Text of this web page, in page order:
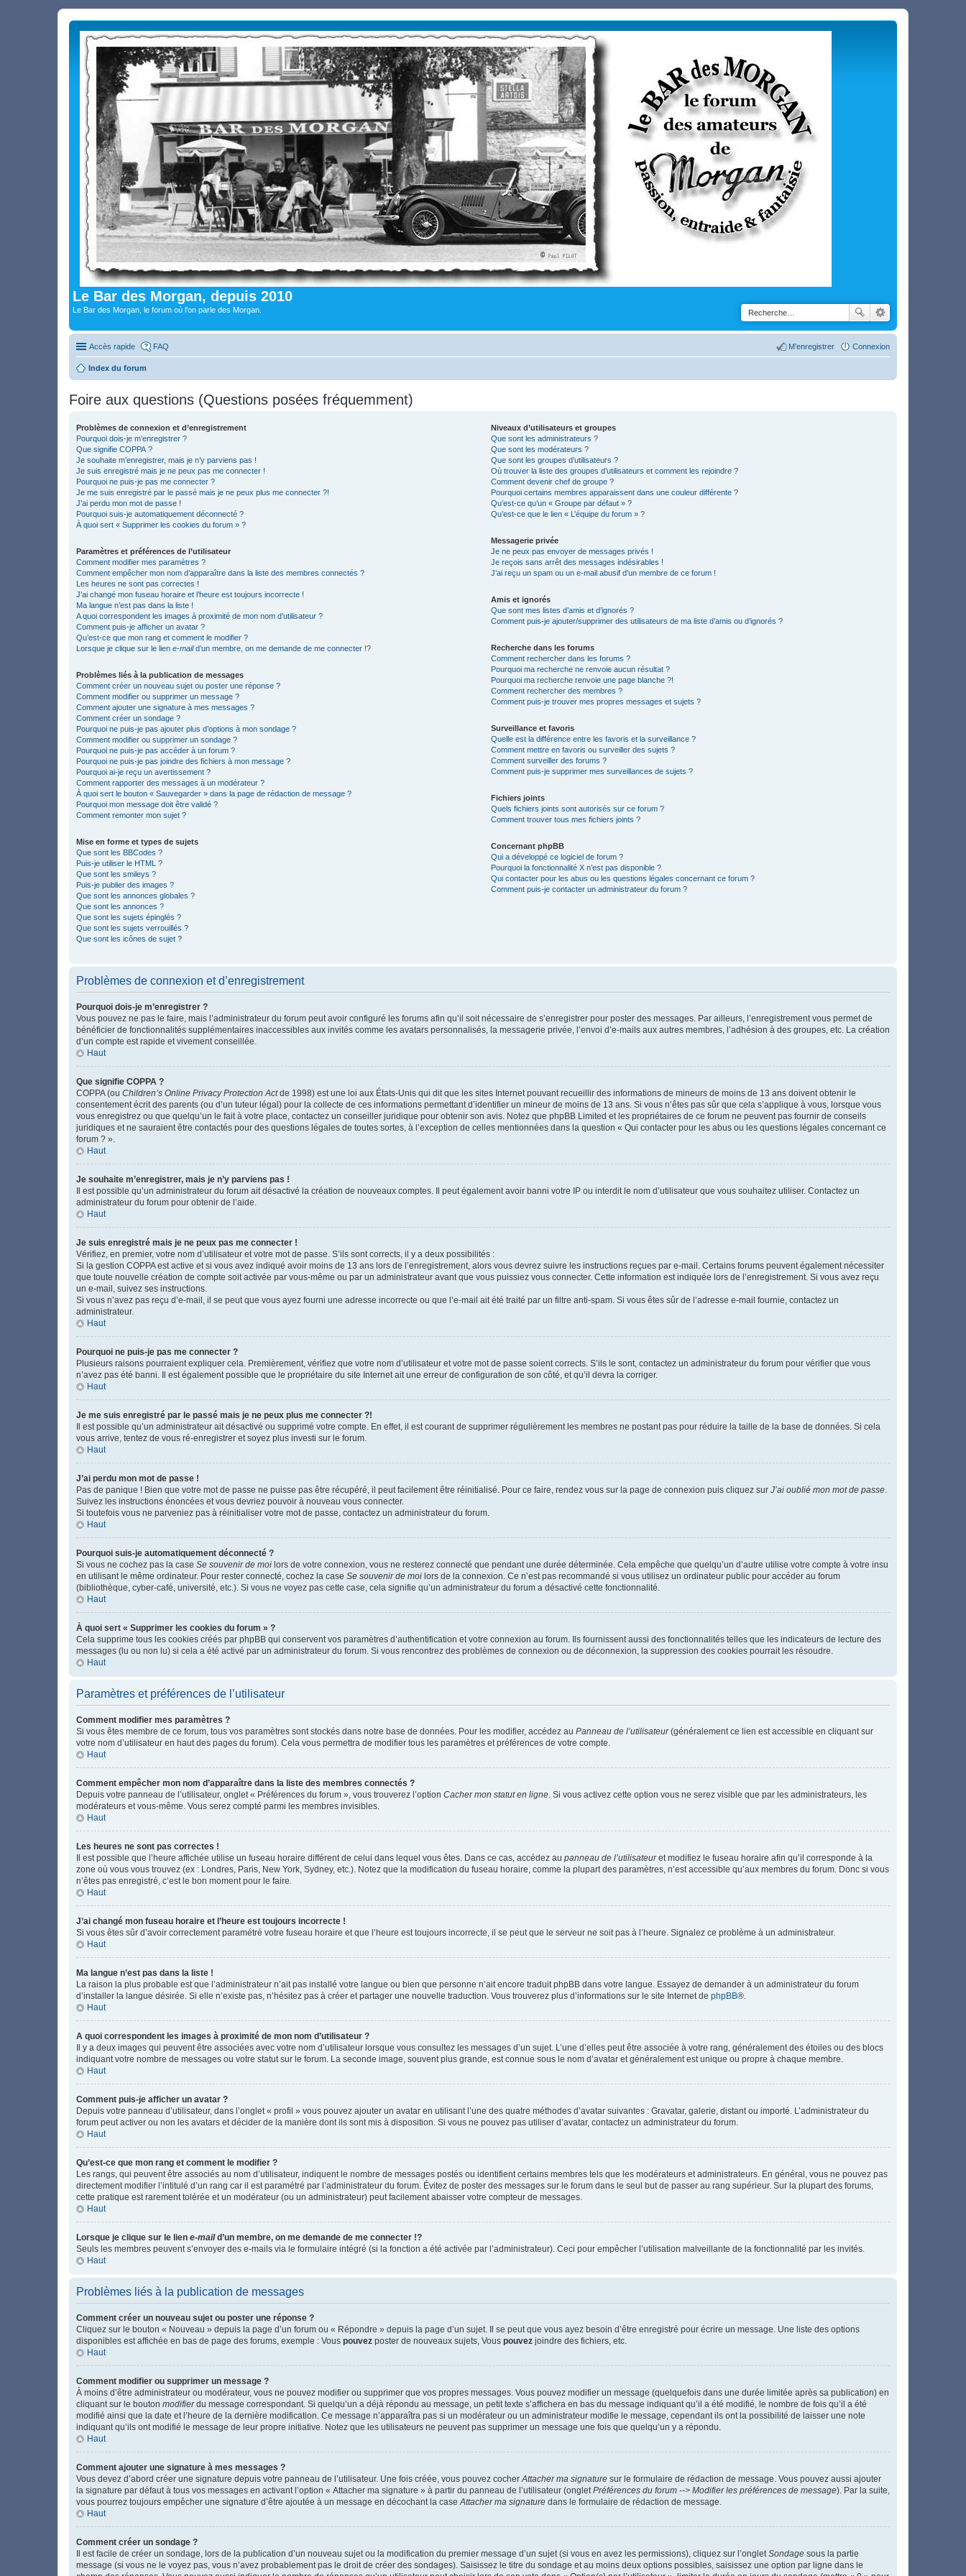
Le Bar des Morgan, depuis 2010
Le Bar des Morgan, le forum où l'on parle des Morgan.
Accès rapide FAQ Connexion
M’enregistrer
Index du forum
Foire aux questions (Questions posées fréquemment)
Problèmes de connexion et d’enregistrement
Pourquoi dois-je m’enregistrer ?
Que signifie COPPA ?
Je souhaite m’enregistrer, mais je n’y parviens pas !
Je suis enregistré mais je ne peux pas me connecter !
Pourquoi ne puis-je pas me connecter ?
Je me suis enregistré par le passé mais je ne peux plus me connecter ?!
J’ai perdu mon mot de passe !
Pourquoi suis-je automatiquement déconnecté ?
À quoi sert « Supprimer les cookies du forum » ?
Paramètres et préférences de l’utilisateur
Comment modifier mes paramètres ?
Comment empêcher mon nom d’apparaître dans la liste des membres connectés ?
Les heures ne sont pas correctes !
J’ai changé mon fuseau horaire et l’heure est toujours incorrecte !
Ma langue n’est pas dans la liste !
A quoi correspondent les images à proximité de mon nom d’utilisateur ?
Comment puis-je afficher un avatar ?
Qu’est-ce que mon rang et comment le modifier ?
Lorsque je clique sur le lien e-maild’un membre, on me demande de me connecter !?
Problèmes liés à la publication de messages
Comment créer un nouveau sujet ou poster une réponse ?
Comment modifier ou supprimer un message ?
Comment ajouter une signature à mes messages ?
Comment créer un sondage ?
Pourquoi ne puis-je pas ajouter plus d’options à mon sondage ?
Comment modifier ou supprimer un sondage ?
Pourquoi ne puis-je pas accéder à un forum ?
Pourquoi ne puis-je pas joindre des fichiers à mon message ?
Pourquoi ai-je reçu un avertissement ?
Comment rapporter des messages à un modérateur ?
À quoi sert le bouton « Sauvegarder » dans la page de rédaction de message ?
Pourquoi mon message doit être validé ?
Comment remonter mon sujet ?
Mise en forme et types de sujets
Que sont les BBCodes ?
Puis-je utiliser le HTML ?
Que sont les smileys ?
Puis-je publier des images ?
Que sont les annonces globales ?
Que sont les annonces ?
Que sont les sujets épinglés ?
Que sont les sujets verrouillés ?
Que sont les icônes de sujet ?
Niveaux d’utilisateurs et groupes
Que sont les administrateurs ?
Que sont les modérateurs ?
Que sont les groupes d’utilisateurs ?
Où trouver la liste des groupes d’utilisateurs et comment les rejoindre ?
Comment devenir chef de groupe ?
Pourquoi certains membres apparaissent dans une couleur différente ?
Qu’est-ce qu’un « Groupe par défaut » ?
Qu’est-ce que le lien « L’équipe du forum » ?
Messagerie privée
Je ne peux pas envoyer de messages privés !
Je reçois sans arrêt des messages indésirables !
J’ai reçu un spam ou un e-mail abusif d’un membre de ce forum !
Amis et ignorés
Que sont mes listes d’amis et d’ignorés ?
Comment puis-je ajouter/supprimer des utilisateurs de ma liste d’amis ou d’ignorés ?
Recherche dans les forums
Comment rechercher dans les forums ?
Pourquoi ma recherche ne renvoie aucun résultat ?
Pourquoi ma recherche renvoie une page blanche ?!
Comment rechercher des membres ?
Comment puis-je trouver mes propres messages et sujets ?
Surveillance et favoris
Quelle est la différence entre les favoris et la surveillance ?
Comment mettre en favoris ou surveiller des sujets ?
Comment surveiller des forums ?
Comment puis-je supprimer mes surveillances de sujets ?
Fichiers joints
Quels fichiers joints sont autorisés sur ce forum ?
Comment trouver tous mes fichiers joints ?
Concernant phpBB
Qui a développé ce logiciel de forum ?
Pourquoi la fonctionnalité X n’est pas disponible ?
Qui contacter pour les abus ou les questions légales concernant ce forum ?
Comment puis-je contacter un administrateur du forum ?
Problèmes de connexion et d’enregistrement
Pourquoi dois-je m’enregistrer ?
Vous pouvez ne pas le faire, mais l’administrateur du forum peut avoir configuré les forums afin qu’il soit nécessaire de s’enregistrer pour poster des messages. Par ailleurs, l’enregistrement vous permet de
bénéficier de fonctionnalités supplémentaires inaccessibles aux invités comme les avatars personnalisés, la messagerie privée, l’envoi d’e-mails aux autres membres, l’adhésion à des groupes, etc. La création
d’un compte est rapide et vivement conseillée.
Haut
Que signifie COPPA ?
COPPA (ou Children’s Online Privacy Protection Actde 1998) est une loi aux États-Unis qui dit que les sites Internet pouvant recueillir des informations de mineurs de moins de 13 ans doivent obtenir le
consentement écrit des parents (ou d’un tuteur légal) pour la collecte de ces informations permettant d’identifier un mineur de moins de 13 ans. Si vous n’êtes pas sûr que cela s’applique à vous, lorsque vous
vous enregistrez ou que quelqu’un le fait à votre place, contactez un conseiller juridique pour obtenir son avis. Notez que phpBB Limited et les propriétaires de ce forum ne peuvent pas fournir de conseils
juridiques et ne sauraient être contactés pour des questions légales de toutes sortes, à l’exception de celles mentionnées dans la question « Qui contacter pour les abus ou les questions légales concernant ce
forum ? ».
Haut
Je souhaite m’enregistrer, mais je n’y parviens pas !
Il est possible qu’un administrateur du forum ait désactivé la création de nouveaux comptes. Il peut également avoir banni votre IP ou interdit le nom d’utilisateur que vous souhaitez utiliser. Contactez un
administrateur du forum pour obtenir de l’aide.
Haut
Je suis enregistré mais je ne peux pas me connecter !
Vérifiez, en premier, votre nom d’utilisateur et votre mot de passe. S’ils sont corrects, il y a deux possibilités :
Si la gestion COPPA est active et si vous avez indiqué avoir moins de 13 ans lors de l’enregistrement, alors vous devrez suivre les instructions reçues par e-mail. Certains forums peuvent également nécessiter
que toute nouvelle création de compte soit activée par vous-même ou par un administrateur avant que vous puissiez vous connecter. Cette information est indiquée lors de l’enregistrement. Si vous avez reçu
un e-mail, suivez ses instructions.
Si vous n’avez pas reçu d’e-mail, il se peut que vous ayez fourni une adresse incorrecte ou que l’e-mail ait été traité par un filtre anti-spam. Si vous êtes sûr de l’adresse e-mail fournie, contactez un
administrateur.
Haut
Pourquoi ne puis-je pas me connecter ?
Plusieurs raisons pourraient expliquer cela. Premièrement, vérifiez que votre nom d’utilisateur et votre mot de passe soient corrects. S’ils le sont, contactez un administrateur du forum pour vérifier que vous
n’avez pas été banni. Il est également possible que le propriétaire du site Internet ait une erreur de configuration de son côté, et qu’il devra la corriger.
Haut
Je me suis enregistré par le passé mais je ne peux plus me connecter ?!
Il est possible qu’un administrateur ait désactivé ou supprimé votre compte. En effet, il est courant de supprimer régulièrement les membres ne postant pas pour réduire la taille de la base de données. Si cela
vous arrive, tentez de vous ré-enregistrer et soyez plus investi sur le forum.
Haut
J’ai perdu mon mot de passe !
Pas de panique ! Bien que votre mot de passe ne puisse pas être récupéré, il peut facilement être réinitialisé. Pour ce faire, rendez vous sur la page de connexion puis cliquez sur J’ai oublié mon mot de passe
Suivez les instructions énoncées et vous devriez pouvoir à nouveau vous connecter.
Si toutefois vous ne parveniez pas à réinitialiser votre mot de passe, contactez un administrateur du forum.
Haut
Pourquoi suis-je automatiquement déconnecté ?
Si vous ne cochez pas la case Se souvenir de moi lors de votre connexion, vous ne resterez connecté que pendant une durée déterminée. Cela empêche que quelqu’un d’autre utilise votre compte à votre insu
en utilisant le même ordinateur. Pour rester connecté, cochez la case Se souvenir de moi lors de la connexion. Ce n’est pas recommandé si vous utilisez un ordinateur public pour accéder au forum
(bibliothèque, cyber-café, université, etc.). Si vous ne voyez pas cette case, cela signifie qu’un administrateur du forum a désactivé cette fonctionnalité.
Haut
À quoi sert « Supprimer les cookies du forum » ?
Cela supprime tous les cookies créés par phpBB qui conservent vos paramètres d’authentification et votre connexion au forum. Ils fournissent aussi des fonctionnalités telles que les indicateurs de lecture des
messages (lu ou non lu) si cela a été activé par un administrateur du forum. Si vous rencontrez des problèmes de connexion ou de déconnexion, la suppression des cookies pourrait les résoudre.
Haut
Paramètres et préférences de l’utilisateur
Comment modifier mes paramètres ?
Si vous êtes membre de ce forum, tous vos paramètres sont stockés dans notre base de données. Pour les modifier, accédez au Panneau de l’utilisateur(généralement ce lien est accessible en cliquant sur
votre nom d’utilisateur en haut des pages du forum). Cela vous permettra de modifier tous les paramètres et préférences de votre compte.
Haut
Comment empêcher mon nom d’apparaître dans la liste des membres connectés ?
Depuis votre panneau de l’utilisateur, onglet « Préférences du forum », vous trouverez l’option Cacher mon statut en ligne . Si vous activez cette option vous ne serez visible que par les administrateurs, les
modérateurs et vous-même. Vous serez compté parmi les membres invisibles.
Haut
Les heures ne sont pas correctes !
Il est possible que l’heure affichée utilise un fuseau horaire différent de celui dans lequel vous êtes. Dans ce cas, accédez au panneau de l’utilisateuret modifiez le fuseau horaire afin qu’il corresponde à la
zone où vous vous trouvez (ex : Londres, Paris, New York, Sydney, etc.). Notez que la modification du fuseau horaire, comme la plupart des paramètres, n’est accessible qu’aux membres du forum. Donc si vous
n’êtes pas enregistré, c’est le bon moment pour le faire.
Haut
J’ai changé mon fuseau horaire et l’heure est toujours incorrecte !
Si vous êtes sûr d’avoir correctement paramétré votre fuseau horaire et que l’heure est toujours incorrecte, il se peut que le serveur ne soit pas à l’heure. Signalez ce problème à un administrateur.
Haut
Ma langue n’est pas dans la liste !
La raison la plus probable est que l’administrateur n’ait pas installé votre langue ou bien que personne n’ait encore traduit phpBB dans votre langue. Essayez de demander à un administrateur du forum
d’installer la langue désirée. Si elle n’existe pas, n’hésitez pas à créer et partager une nouvelle traduction. Vous trouverez plus d’informations sur le site Internet de phpBB®.
Haut
A quoi correspondent les images à proximité de mon nom d’utilisateur ?
Il y a deux images qui peuvent être associées avec votre nom d’utilisateur lorsque vous consultez les messages d’un sujet. L’une d’elles peut être associée à votre rang, généralement des étoiles ou des blocs
indiquant votre nombre de messages ou votre statut sur le forum. La seconde image, souvent plus grande, est connue sous le nom d’avatar et généralement est unique ou propre à chaque membre.
Haut
Comment puis-je afficher un avatar ?
Depuis votre panneau d’utilisateur, dans l’onglet « profil » vous pouvez ajouter un avatar en utilisant l’une des quatre méthodes d’avatar suivantes : Gravatar, galerie, distant ou importé. L’administrateur du
forum peut activer ou non les avatars et décider de la manière dont ils sont mis à disposition. Si vous ne pouvez pas utiliser d’avatar, contactez un administrateur du forum.
Haut
Qu’est-ce que mon rang et comment le modifier ?
Les rangs, qui peuvent être associés au nom d’utilisateur, indiquent le nombre de messages postés ou identifient certains membres tels que les modérateurs et administrateurs. En général, vous ne pouvez pas
directement modifier l’intitulé d’un rang car il est paramétré par l’administrateur du forum. Évitez de poster des messages sur le forum dans le seul but de passer au rang supérieur. Sur la plupart des forums,
cette pratique est rarement tolérée et un modérateur (ou un administrateur) peut facilement abaisser votre compteur de messages.
Haut
Lorsque je clique sur le lien e-maild’un membre, on me demande de me connecter !?
Seuls les membres peuvent s’envoyer des e-mails via le formulaire intégré (si la fonction a été activée par l’administrateur). Ceci pour empêcher l’utilisation malveillante de la fonctionnalité par les invités.
Haut
Problèmes liés à la publication de messages
Comment créer un nouveau sujet ou poster une réponse ?
Cliquez sur le bouton « Nouveau » depuis la page d’un forum ou « Répondre » depuis la page d’un sujet. Il se peut que vous ayez besoin d’être enregistré pour écrire un message. Une liste des options
disponibles est affichée en bas de page des forums, exemple : Vous pouvez poster de nouveaux sujets, Vous pouvez joindre des fichiers, etc.
Haut
Comment modifier ou supprimer un message ?
À moins d’être administrateur ou modérateur, vous ne pouvez modifier ou supprimer que vos propres messages. Vous pouvez modifier un message (quelquefois dans une durée limitée après sa publication) en
cliquant sur le bouton modifierdu message correspondant. Si quelqu’un a déjà répondu au message, un petit texte s’affichera en bas du message indiquant qu’il a été modifié, le nombre de fois qu’il a été
modifié ainsi que la date et l’heure de la dernière modification. Ce message n’apparaîtra pas si un modérateur ou un administrateur modifie le message, cependant ils ont la possibilité de laisser une note
indiquant qu’ils ont modifié le message de leur propre initiative. Notez que les utilisateurs ne peuvent pas supprimer un message une fois que quelqu’un y a répondu.
Haut
Comment ajouter une signature à mes messages ?
Vous devez d’abord créer une signature depuis votre panneau de l’utilisateur. Une fois créée, vous pouvez cocher Attacher ma signature sur le formulaire de rédaction de message. Vous pouvez aussi ajouter
la signature par défaut à tous vos messages en activant l’option « Attacher ma signature » à partir du panneau de l’utilisateur (onglet Préférences du forum --> Modifier les préférences de message). Par la suite,
vous pourrez toujours empêcher une signature d’être ajoutée à un message en décochant la case Attacher ma signature dans le formulaire de rédaction de message.
Haut
Comment créer un sondage ?
Il est facile de créer un sondage, lors de la publication d’un nouveau sujet ou la modification du premier message d’un sujet (si vous en avez les permissions), cliquez sur l’onglet Sondage sous la partie
message (si vous ne le voyez pas, vous n’avez probablement pas le droit de créer des sondages). Saisissez le titre du sondage et au moins deux options possibles, saisissez une option par ligne dans le